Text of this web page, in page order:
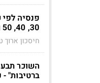
30, 40, 50 ו-60
חיסכון ארוך
השוכר
ברטיבות"